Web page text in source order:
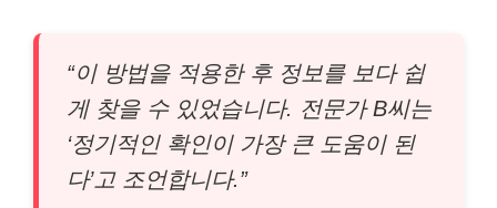
“이 방법을 적용한 후 정보를 보다 쉽
게 찾을 수 있었습니다. 전문가 B씨는
‘정기적인 확인이 가장 큰 도움이 된
다’고 조언합니다.”